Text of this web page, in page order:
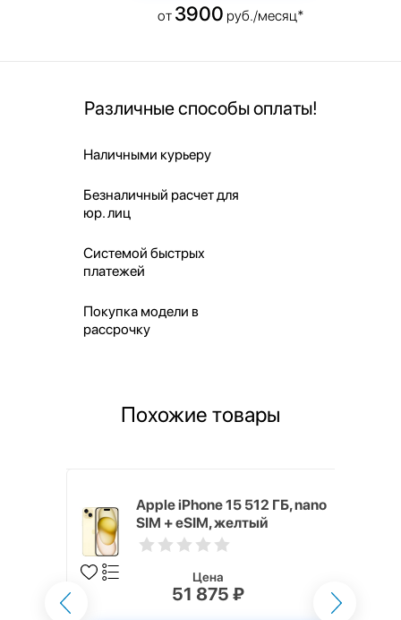
от 3900 руб./месяц*
Различные способы оплаты!
Наличными курьеру
Безналичный расчет для
юр. лиц
Системой быстрых
платежей
Покупка модели в
рассрочку
Похожие товары
Apple iPhone 15 512 ГБ, nano
SIM + eSIM, желтый
Цена
51 875 ₽